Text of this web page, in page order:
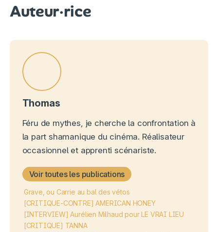
Auteur·rice
Thomas
Féru de mythes, je cherche la confrontation à
la part shamanique du cinéma. Réalisateur
occasionnel et apprenti scénariste.
Voir toutes les publications
Grave, ou Carrie au bal des vétos
[CRITIQUE-CONTRE] AMERICAN HONEY
[INTERVIEW] Aurélien Milhaud pour LE VRAI LIEU
[CRITIQUE] TANNA